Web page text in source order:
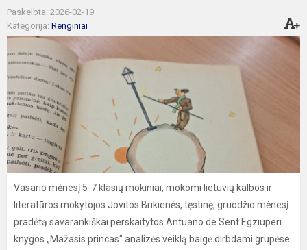
Paskelbta: 2026-02-19
Kategorija: Renginiai
Vasario mėnesį 5-7 klasių mokiniai, mokomi lietuvių kalbos ir
literatūros mokytojos Jovitos Brikienės, tęstinę, gruodžio mėnesį
pradėtą savarankiškai perskaitytos Antuano de Sent Egziuperi
knygos „Mažasis princas" analizės veiklą baigė dirbdami grupėse